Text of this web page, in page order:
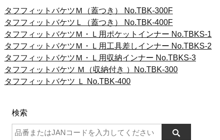
タフフィットバケツＭ（蓋つき） No.TBK-300F
タフフィットバケツＬ（蓋つき） No.TBK-400F
タフフィットバケツＭ・Ｌ用ポケットインナー No.TBKS-1
タフフィットバケツＭ・Ｌ用工具差しインナー No.TBKS-2
タフフィットバケツＭ・Ｌ用収納インナー No.TBKS-3
タフフィットバケツ Ｍ（収納付き ）No.TBK-300
タフフィットバケツ Ｌ No.TBK-400
検索